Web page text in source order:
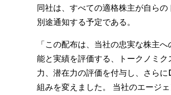
同社は、すべての適格株主が自ら
別途通知する予定である。
「この配布は、当社の忠実な株主
能と実績を評価する、トークノミ
力、潜在力の評価を付与し、さら
組みを変えました。 当社のエー